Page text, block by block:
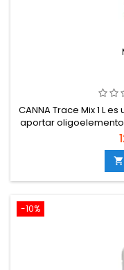
CANNA Trace Mix 1 L
aportar
Estos
mucho menores que
el fósforo o el
equilibrio fisiológico

-10%